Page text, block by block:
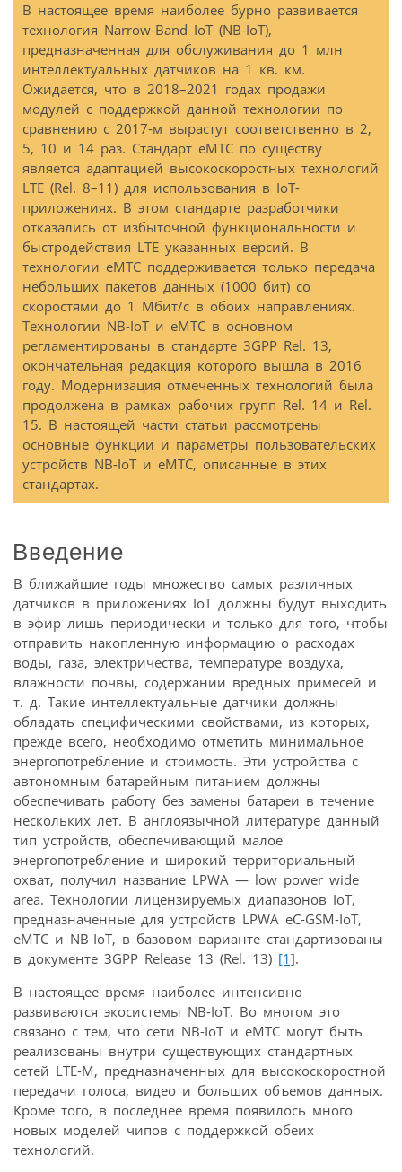
В настоящее время наиболее бурно развивается
технология Narrow-Band IoT (NB-IoT),
предназначенная для обслуживания до 1 млн
интеллектуальных датчиков на 1 кв. км.
Ожидается, что в 2018–2021 годах продажи
модулей с поддержкой данной технологии по
сравнению с 2017-м вырастут соответственно в 2,
5, 10 и 14 раз. Стандарт eMTC по существу
является адаптацией высокоскоростных технологий
LTE (Rel. 8–11) для использования в IoT-
приложениях. В этом стандарте разработчики
отказались от избыточной функциональности и
быстродействия LTE указанных версий. В
технологии eMTC поддерживается только передача
небольших пакетов данных (1000 бит) со
скоростями до 1 Мбит/с в обоих направлениях.
Технологии NB-IoT и eMTC в основном
регламентированы в стандарте 3GPP Rel. 13,
окончательная редакция которого вышла в 2016
году. Модернизация отмеченных технологий была
продолжена в рамках рабочих групп Rel. 14 и Rel.
15. В настоящей части статьи рассмотрены
основные функции и параметры пользовательских
устройств NB-IoT и eMTC, описанные в этих
стандартах.
Введение
В ближайшие годы множество самых различных
датчиков в приложениях IoT должны будут выходить
в эфир лишь периодически и только для того, чтобы
отправить накопленную информацию о расходах
воды, газа, электричества, температуре воздуха,
влажности почвы, содержании вредных примесей и
т. д. Такие интеллектуальные датчики должны
обладать специфическими свойствами, из которых,
прежде всего, необходимо отметить минимальное
энергопотребление и стоимость. Эти устройства с
автономным батарейным питанием должны
обеспечивать работу без замены батареи в течение
нескольких лет. В англоязычной литературе данный
тип устройств, обеспечивающий малое
энергопотребление и широкий территориальный
охват, получил название LPWA — low power wide
area. Технологии лицензируемых диапазонов IoT,
предназначенные для устройств LPWA eC-GSM-IoT,
eMTC и NB-IoT, в базовом варианте стандартизованы
в документе 3GPP Release 13 (Rel. 13) [1].
В настоящее время наиболее интенсивно
развиваются экосистемы NB-IoT. Во многом это
связано с тем, что сети NB-IoT и eMTC могут быть
реализованы внутри существующих стандартных
сетей LTE-M, предназначенных для высокоскоростной
передачи голоса, видео и больших объемов данных.
Кроме того, в последнее время появилось много
новых моделей чипов с поддержкой обеих
технологий.